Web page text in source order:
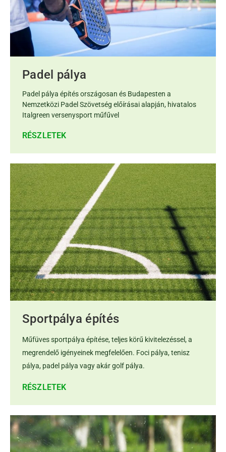
Padel pálya
Padel pálya építés országosan és Budapesten a
Nemzetközi Padel Szövetség előírásai alapján, hivatalos
Italgreen versenysport műfűvel
RÉSZLETEK
Sportpálya építés
Műfüves sportpálya építése, teljes körű kivitelezéssel, a
megrendelő igényeinek megfelelően. Foci pálya, tenisz
pálya, padel pálya vagy akár golf pálya.
RÉSZLETEK